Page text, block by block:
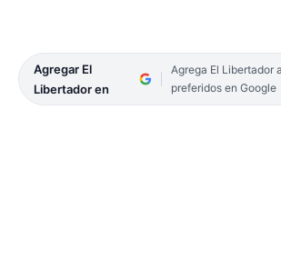
Agregar El
Libertador en
Agrega El Libertador
preferidos en Google